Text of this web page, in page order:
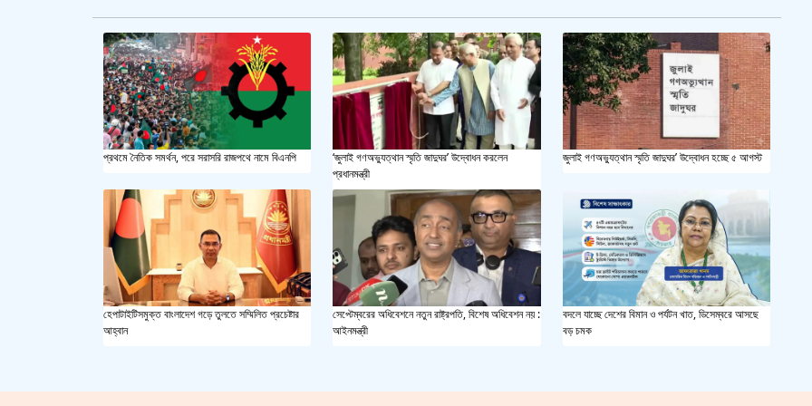
প্রথমে নৈতিক সমর্থন, পরে সরাসরি রাজপথে নামে বিএনপি
‘জুলাই গণঅভ্যুত্থান স্মৃতি জাদুঘর’ উদ্বোধন করলেন
প্রধানমন্ত্রী
জুলাই গণঅভ্যুত্থান স্মৃতি জাদুঘর’ উদ্বোধন হচ্ছে ৫ আগস্ট
হেপাটাইটিসমুক্ত বাংলাদেশ গড়ে তুলতে সম্মিলিত প্রচেষ্টার
আহ্বান
সেপ্টেম্বরের অধিবেশনে নতুন রাষ্ট্রপতি, বিশেষ অধিবেশন নয় :
আইনমন্ত্রী
বদলে যাচ্ছে দেশের বিমান ও পর্যটন খাত, ডিসেম্বরে আসছে
বড় চমক